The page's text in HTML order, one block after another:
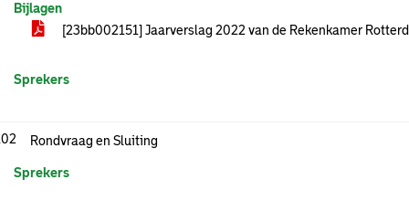
Bijlagen
[23bb002151] Jaarverslag 2022 van de Rekenkamer
Sprekers
Rondvraag en Sluiting
Sprekers